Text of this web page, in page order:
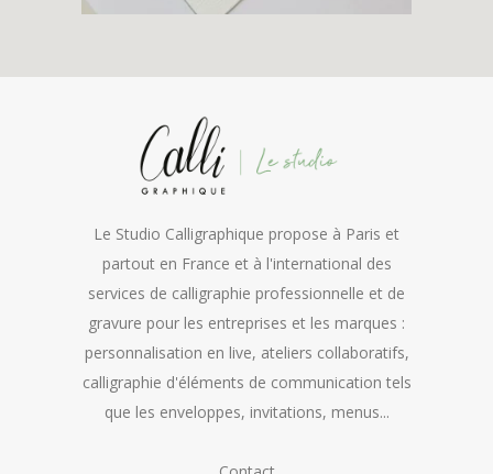
Le Studio Calligraphique propose à Paris et
partout en France et à l'international des
services de calligraphie professionnelle et de
gravure pour les entreprises et les marques :
personnalisation en live, ateliers collaboratifs,
calligraphie d'éléments de communication tels
que les enveloppes, invitations, menus...